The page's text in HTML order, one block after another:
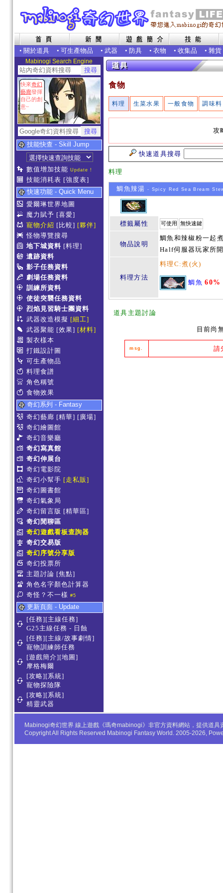
• 關於道具 • 可生產物品 • 武器 • 防具 • 衣物 • 收集品 • 雜貨
Mabinogi Search Engine
快來奇幻
藝廊發揮
自己的創
意~
技能快查 - Skill Jump
數值增加技能 Update !
技能消耗表 [強度表]
快速功能 - Quick Menu
愛爾琳世界地圖
魔力賦予 [喜愛]
寵物介紹 [比較] [夥伴]
怪物導覽搜尋
地下城資料 [料理]
遺跡資料
影子任務資料
劇場任務資料
訓練所資料
使徒突襲任務資料
烈焰見習騎士團資料
武器改造模擬 [細工]
武器聚能 [效果] [材料]
製衣樣本
打鐵設計圖
可生產物品
料理食譜
角色稱號
食物效果
奇幻系列 - Fantasy
奇幻藝廊 [精華] [廣場]
奇幻繪圖館
奇幻音樂廳
奇幻寫真館
奇幻伸展台
奇幻電影院
奇幻小幫手 [走私販]
奇幻圖書館
奇幻氣象局
奇幻留言版 [精華區]
奇幻閒聊區
奇幻遊戲看板查詢器
奇幻交易版
奇幻序號分享版
奇幻投票所
主題討論 [焦點]
角色名字顏色計算器
奇怪？不一樣 #5
更新頁面 - Update
[任務][主線任務]
G25主線任務 - 日蝕
[任務][主線/故事劇情]
寵物訓練師任務
[遊戲簡介][地圖]
摩格梅爾
[攻略][系統]
寵物探險隊
[攻略][系統]
精靈武器
食物
料理 生菜水果 一般食物 調味料
攻
快速道具搜尋
料理
鯛魚辣湯 - Spicy Red Sea Bream
標籤屬性 可使用 無快速鍵
物品說明
鯛魚和辣椒粉一起
Half伺服器玩家所
料理方法
料理C:煮(火)
鯛魚 60%
道具主題討論
目前尚
msg. 請
Mabinogi奇幻世界 線上遊戲《瑪奇mabinogi》非官方資料網站，提供道
Copyright All Rights Reserved Mabinogi Fantasy World. 2005-2026,